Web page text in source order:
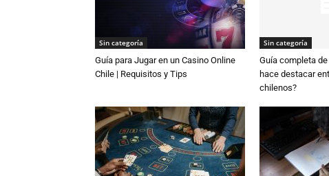
Sin categoría
Guía para Jugar en un Casino Online
Chile | Requisitos y Tips
Sin categoría
Guía completa
hace destacar
chilenos?